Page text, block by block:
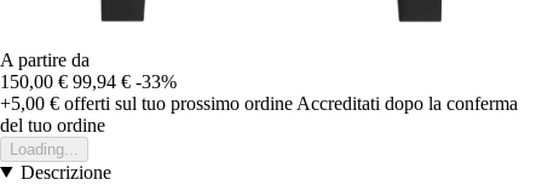
A partire da
150,00 € 99,94 € -33%
+5,00 € offerti sul tuo prossimo ordine Accreditati dopo la conferma
del tuo ordine
Loading...
Descrizione